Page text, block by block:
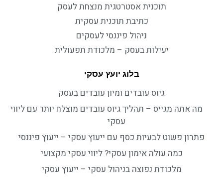
תוכנית אסטרטגית מנצחת לעסק
כתיבת תוכנית עסקית
ניהול פיננסי לעסקים
יעילות בעסק – מלכודת תפעולית
בלוג יועץ עסקי
גיוס עובדים ומיון עובדים בעסק
מה אתה מגייס – תהליך גיוס עובדים מוצלח יותר עם ליווי
עסקי
פתרון פשוט לבעיות כסף עם ייעוץ עסקי – ייעוץ פיננסי
כמה עולה אימון עסקי? ליווי עסקי מקצועי
מלכודת נפוצה בניהול עסקי – ייעוץ עסקי